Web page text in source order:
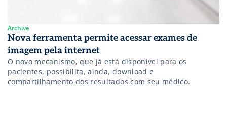
Archive
Nova ferramenta permite acessar exames de
imagem pela internet
O novo mecanismo, que já está disponível para os
pacientes, possibilita, ainda, download e
compartilhamento dos resultados com seu médico.